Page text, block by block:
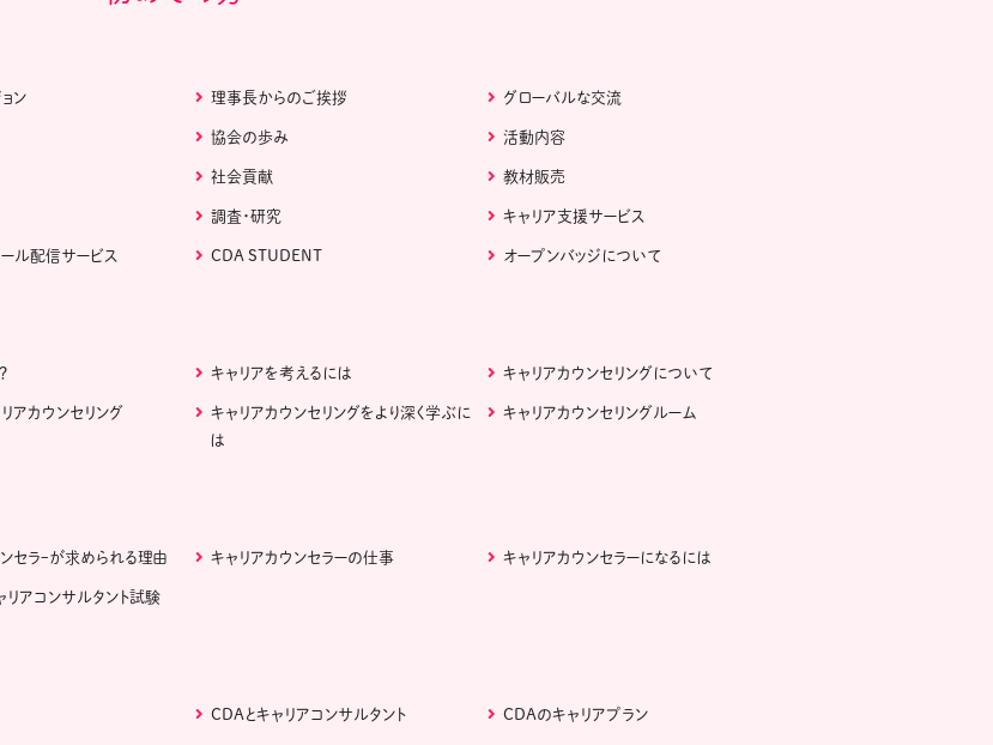
ン 理事長からのご挨拶 グローバルな交流
協会の歩み 活動内容
社会貢献 教材販売
調査・研究 キャリア支援サービス
ル配信サービス CDA STUDENT オープンバッジについて
キャリアを考えるには キャリアカウンセリングについて
アカウンセリング
キャリアカウンセリングをより深く学ぶに
は
キャリアカウンセリングルーム
セラｰが求められる理由 キャリアカウンセラーの仕事 キャリアカウンセラーになるには
リアコンサルタント試験
CDAとキャリアコンサルタント CDAのキャリアプラン